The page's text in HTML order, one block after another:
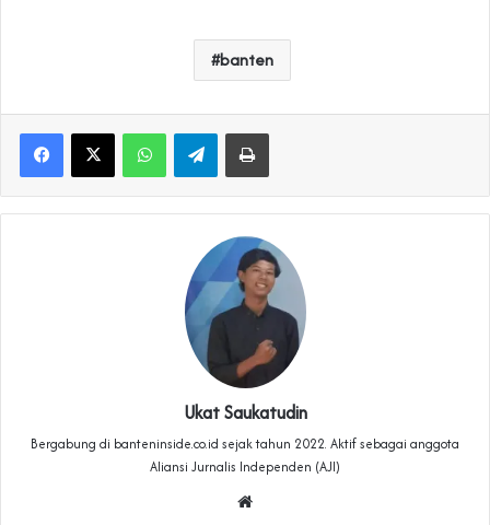
banten
WhatsAppTelegramPrint
Ukat Saukatudin
Bergabung di banteninside.co.id sejak tahun 2022. Aktif sebagai anggota
Aliansi Jurnalis Independen (AJI)